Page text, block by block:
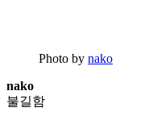
Photo by nako
nako
불길함